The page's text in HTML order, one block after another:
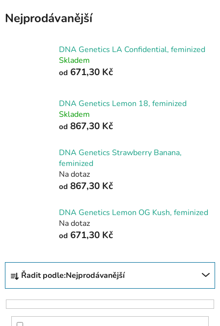
Nejprodávanější
DNA Genetics LA Confidential, feminized
Skladem
od 671,30 Kč
DNA Genetics Lemon 18, feminized
Skladem
od 867,30 Kč
DNA Genetics Strawberry Banana,
feminized
Na dotaz
od 867,30 Kč
DNA Genetics Lemon OG Kush, feminized
Na dotaz
od 671,30 Kč
Ř
z
e
Řadit podle:Nejprodávanější